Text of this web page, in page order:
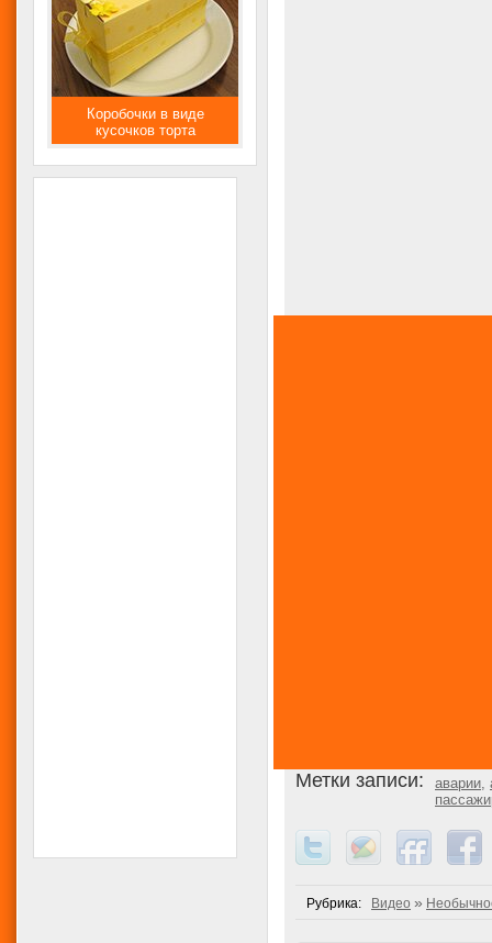
Метки записи: аварии
Рубрика: Видео »
Коробочки в виде
кусочков торта